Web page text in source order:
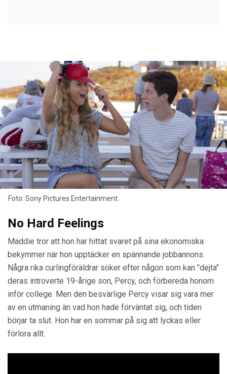
Foto: Sony Pictures Entertainment.
No Hard Feelings
Maddie tror att hon har hittat svaret på sina ekonomiska
bekymmer när hon upptäcker en spännande jobbannons.
Några rika curlingföräldrar söker efter någon som kan "dejta"
deras introverte 19-årige son, Percy, och förbereda honom
inför college. Men den besvärlige Percy visar sig vara mer
av en utmaning än vad hon hade förväntat sig, och tiden
börjar ta slut. Hon har en sommar på sig att lyckas eller
förlora allt.